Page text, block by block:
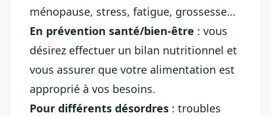
ménopause, stress, fatigue, grossesse…
En prévention santé/bien-être : vous
désirez effectuer un bilan nutritionnel et
vous assurer que votre alimentation est
approprié à vos besoins.
Pour différents désordres : troubles